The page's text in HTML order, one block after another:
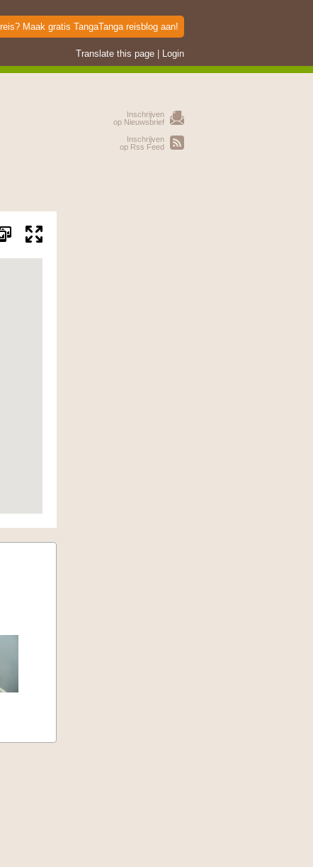
Maak gratis TangaTanga reisblog aan!
Translate this page Login
Inschrijven
op Nieuwsbrief
Inschrijven
op Rss Feed